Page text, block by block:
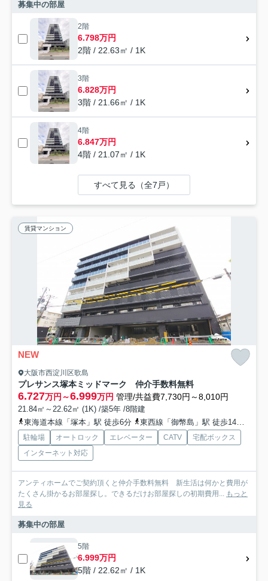
募集中の部屋
2階
6.798万円
2階 / 22.63㎡ / 1K
3階
6.828万円
3階 / 21.66㎡ / 1K
4階
6.847万円
4階 / 21.07㎡ / 1K
すべて見る（全7戸）
賃貸マンション
NEW
大阪市西淀川区歌島
プレサンス塚本ミッドマーク 仲介手数料無料
6.727万円～6.999万円 管理/共益費7,730円～8,010円
21.84㎡～22.62㎡ (1K) /築5年 /8階建
東海道本線「塚本」駅 徒歩6分
東西線「御幣島」駅 徒歩14分
駐輪場 オートロック エレベーター CATV
宅配ボックス
インターネット対応
アンティホームでご契約頂くと仲介手数料無料 新生活は何かと費用が
たくさん掛かるお部屋探し。できるだけお部屋探しの初期費用... もっと
見る
募集中の部屋
5階
6.999万円
5階 / 22.62㎡ / 1K